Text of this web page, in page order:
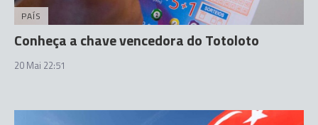
PAÍS
Conheça a chave vencedora do Totoloto
20 Mai 22:51